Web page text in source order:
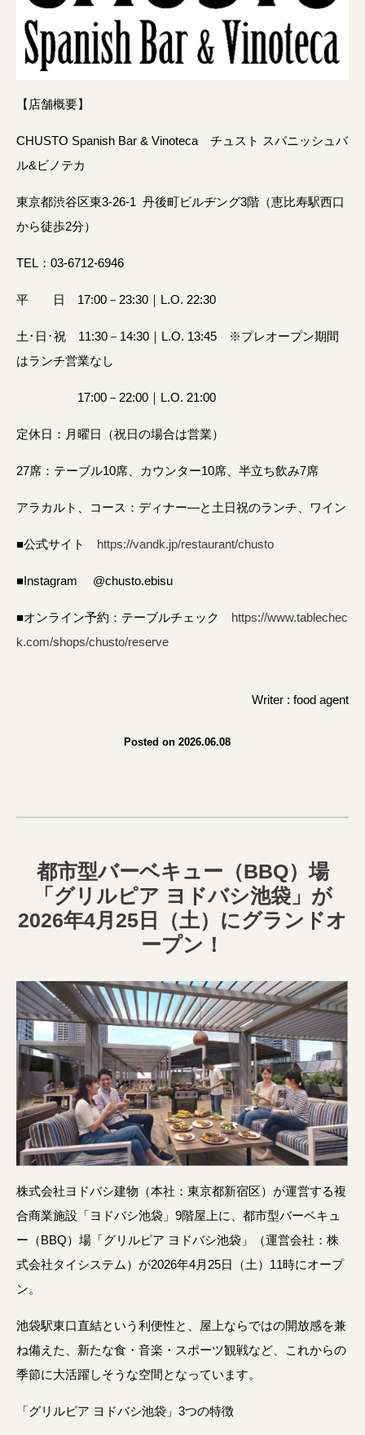
【店舗概要】
CHUSTO Spanish Bar & Vinoteca チュスト スパニッシュバ
ル&ビノテカ
東京都渋谷区東3-26-1 丹後町ビルヂング3階（恵比寿駅西口
から徒歩2分）
TEL：03-6712-6946
平 日 17:00－23:30｜L.O. 22:30
土･日･祝 11:30－14:30｜L.O. 13:45 ※プレオープン期間
はランチ営業なし
17:00－22:00｜L.O. 21:00
定休日：月曜日（祝日の場合は営業）
27席：テーブル10席、カウンター10席、半立ち飲み7席
アラカルト、コース：ディナー―と土日祝のランチ、ワイン
■公式サイト https://vandk.jp/restaurant/chusto
■Instagram @chusto.ebisu
■オンライン予約：テーブルチェック https://www.tablechec
k.com/shops/chusto/reserve
Writer : food agent
Posted on 2026.06.08
都市型バーベキュー（BBQ）場
「グリルピア ヨドバシ池袋」が
2026年4月25日（土）にグランドオ
ープン！
株式会社ヨドバシ建物（本社：東京都新宿区）が運営する複
合商業施設「ヨドバシ池袋」9階屋上に、都市型バーベキュ
ー（BBQ）場「グリルピア ヨドバシ池袋」（運営会社：株
式会社タイシステム）が2026年4月25日（土）11時にオープ
ン。
池袋駅東口直結という利便性と、屋上ならではの開放感を兼
ね備えた、新たな食・音楽・スポーツ観戦など、これからの
季節に大活躍しそうな空間となっています。
「グリルピア ヨドバシ池袋」3つの特徴